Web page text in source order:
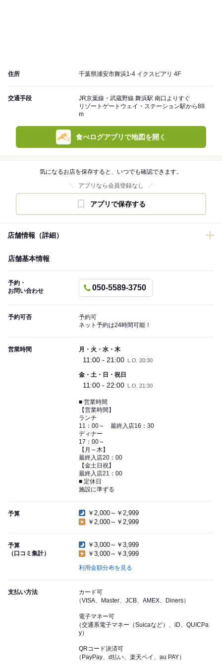
住所 千葉県浦安市舞浜1-4 イクスピアリ 4F
交通手段
JR京葉線・武蔵野線 舞浜駅 南口よりすぐ
リゾートゲートウェイ・ステーション駅から88
m
食べログアプリで地図を開く
気になるお店を保存すると、いつでも確認できます。
アプリなら会員登録なし
アプリで保存する
店舗情報（詳細）
店舗基本情報
予約・
お問い合わせ
050-5589-3750
予約可否
予約可
ネット予約は24時間可能！
営業時間 月・火・水・木
11:00 - 21:00 L.O. 20:30
金・土・日・祝日
11:00 - 22:00 L.O. 21:30
■ 営業時間
【営業時間】
ランチ
11：00～ 最終入店16：30
ディナー
17：00～
【月～木】
最終入店20：00
【金土日祝】
最終入店21：00
■ 定休日
施設に準ずる
予算
￥2,000～￥2,999
￥2,000～￥2,999
予算
（口コミ集計）
￥3,000～￥3,999
￥3,000～￥3,999
利用金額分布を見る
支払い方法
カード可
（VISA、Master、JCB、AMEX、Diners）
電子マネー可
（交通系電子マネー（Suicaなど）、iD、QUICPa
y）
QRコード決済可
（PayPay、d払い、楽天ペイ、au PAY）